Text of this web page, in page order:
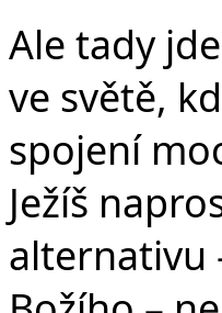
Ale tady
ve světě,
spojení
Ježíš
alternativu